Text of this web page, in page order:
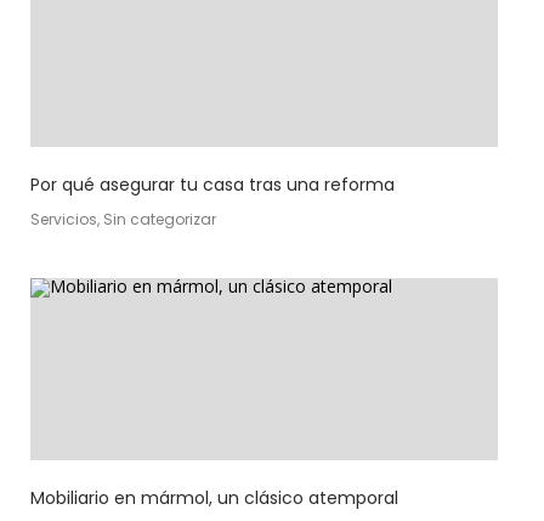
Por qué asegurar tu casa tras una reforma
Servicios, Sin categorizar
Mobiliario en mármol, un clásico atemporal